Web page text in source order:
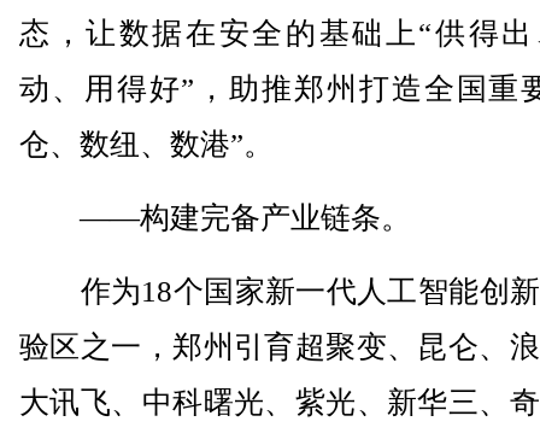
态，让数据在安全的基础上“供得
动、用得好”，助推郑州打造全国重
仓、数纽、数港”。
——构建完备产业链条。
作为18个国家新一代人工智能创
验区之一，郑州引育超聚变、昆仑、
大讯飞、中科曙光、紫光、新华三、